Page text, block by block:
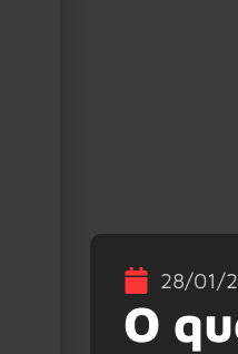
28/01/
O